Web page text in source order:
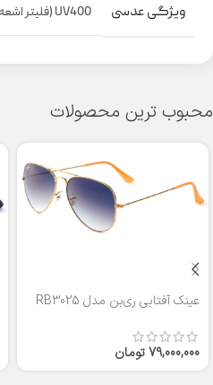
ویژگی عدسی UV400 (فلیتر اشعه ماورا بنفش)
محبوب ترین محصولات
عینک آفتابی ری‌بن مدل RB3025
79,000,000تومان